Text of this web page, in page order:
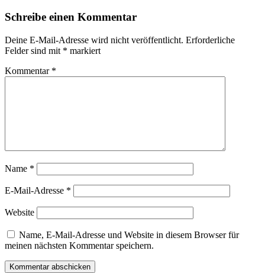
Schreibe einen Kommentar
Deine E-Mail-Adresse wird nicht veröffentlicht. Erforderliche
Felder sind mit * markiert
Kommentar *
Name *
E-Mail-Adresse *
Website
Name, E-Mail-Adresse und Website in diesem Browser für
meinen nächsten Kommentar speichern.